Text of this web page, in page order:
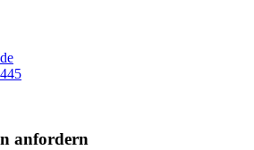
anfordern